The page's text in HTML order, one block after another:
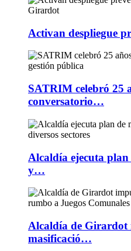
Activan despliegue
SATRIM celebró 25
conversatorio…
Alcaldía ejecuta
y…
Alcaldía de Girardot
masificació…